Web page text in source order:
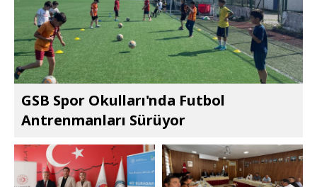
GSB Spor Okulları'nda Futbol
Antrenmanları Sürüyor